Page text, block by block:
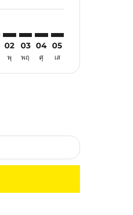
02
พุ
03
พฤ
04
ศุ
05
เส